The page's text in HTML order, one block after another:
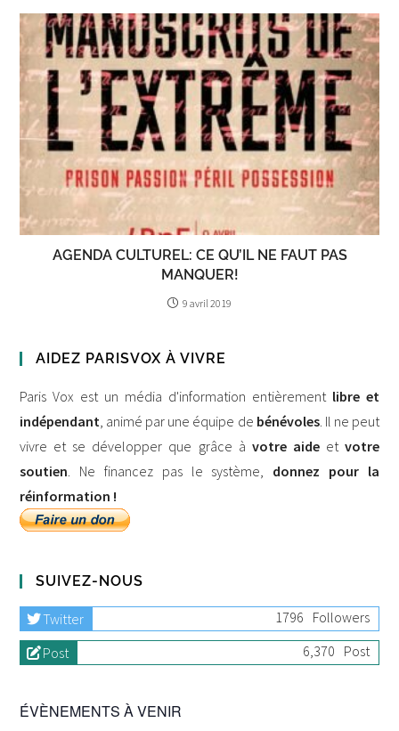
AGENDA CULTUREL: CE QU’IL NE FAUT PAS
MANQUER!
9 avril 2019
AIDEZ PARISVOX À VIVRE
Paris Vox est un média d'information entièrement libre et
indépendant, animé par une équipe de bénévoles. Il ne peut
vivre et se développer que grâce à votre aideet votre
soutien. Ne financez pas le système, donnez pour la
réinformation !
SUIVEZ-NOUS
Twitter 1796 Followers
Post
6,370 Post
ÉVÈNEMENTS À VENIR